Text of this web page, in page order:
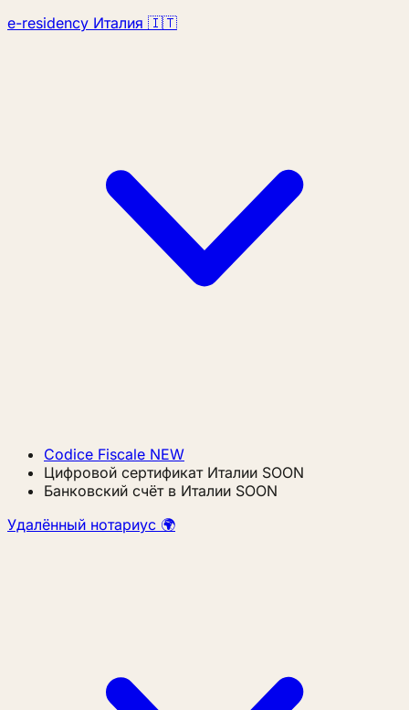
e-residency Италия 🇮🇹
Codice Fiscale NEW
Цифровой сертификат Италии SOON
Банковский счёт в Италии SOON
Удалённый нотариус 🌍